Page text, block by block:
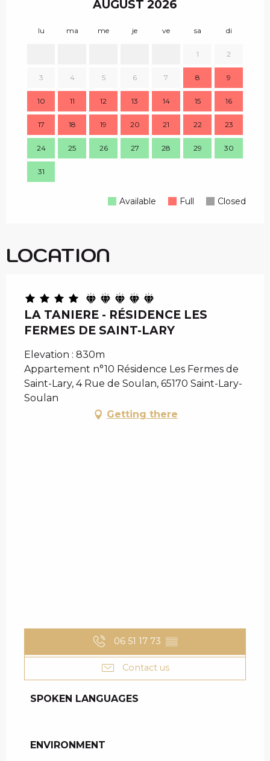
AUGUST 2026
lu ma me je ve sa di
1 2
3 4 5 6 7 8 9
10 11 12 13 14 15 16
17 18 19 20 21 22 23
24 25 26 27 28 29 30
31
Available Full Closed
LOCATION
LA TANIERE - RÉSIDENCE LES
FERMES DE SAINT-LARY
Elevation : 830m
Appartement n°10 Résidence Les Fermes de
Saint-Lary, 4 Rue de Soulan, 65170 Saint-Lary-
Soulan
Getting there
06 51 17 73 ▒▒
Contact us
SPOKEN LANGUAGES
SPOKEN LANGUAGES
ENVIRONMENT
ENVIRONMENT